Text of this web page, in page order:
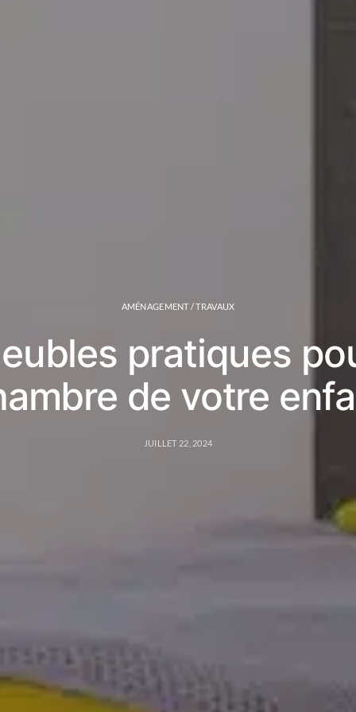
AMÉNAGEMENT / TRAVAUX
pratiques
de votre
JUILLET 22, 2024